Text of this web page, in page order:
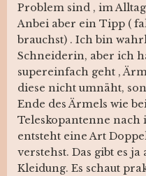
Problem sind , im
Anbei aber ein Tipp (
brauchst) . Ich bin
Schneiderin, aber ich
supereinfach geht ,
diese nicht umnäht,
Ende des Ärmels wie
Teleskopantenne nach
entsteht eine Art
verstehst. Das gibt es
Kleidung. Es schaut